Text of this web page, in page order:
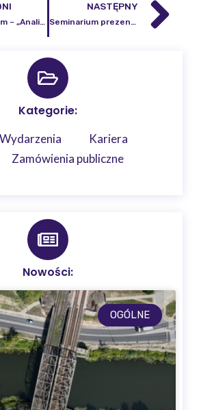
Seminarium – „Analiza sejsmiczna pływowych rejestracji grawimetrycznych”
NASTĘPNY
Seminarium prezentujące wkład pracowników IGiK w projekt EPOS-PL
Kategorie:
Wydarzenia
Kariera
Zamówienia publiczne
Nowości:
OGÓLNE